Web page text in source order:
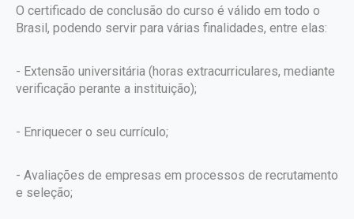
O certificado de conclusão do curso é válido em todo o
Brasil, podendo servir para várias finalidades, entre elas:
- Extensão universitária (horas extracurriculares, mediante
verificação perante a instituição);
- Enriquecer o seu currículo;
- Avaliações de empresas em processos de recrutamento
e seleção;